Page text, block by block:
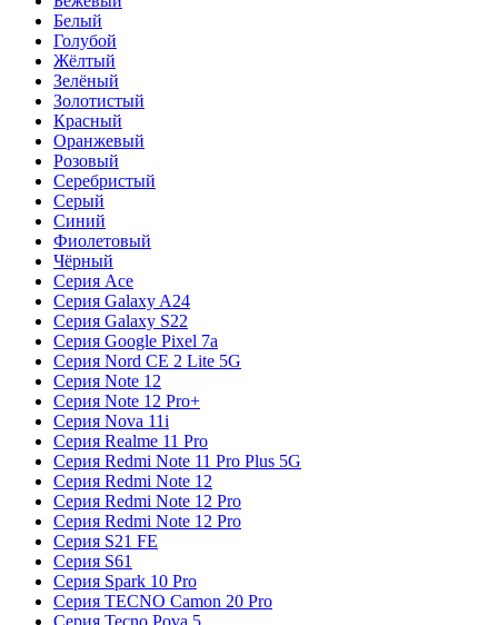
Белый
Голубой
Жёлтый
Зелёный
Золотистый
Красный
Оранжевый
Розовый
Серебристый
Серый
Синий
Фиолетовый
Чёрный
Серия Ace
Серия Galaxy A24
Серия Galaxy S22
Серия Google Pixel 7a
Серия Nord CE 2 Lite 5G
Серия Note 12
Серия Note 12 Pro+
Серия Nova 11i
Серия Realme 11 Pro
Серия Redmi Note 11 Pro Plus 5G
Серия Redmi Note 12
Серия Redmi Note 12 Pro
Серия Redmi Note 12 Pro
Серия S21 FE
Серия S61
Серия Spark 10 Pro
Серия TECNO Camon 20 Pro
Серия Tecno Pova 5